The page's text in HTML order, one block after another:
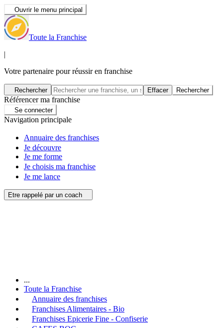
Ouvrir le menu principal
Toute la Franchise
|
Votre partenaire pour réussir en franchise
Rechercher Effacer Rechercher
Référencer ma franchise
Se connecter
Navigation principale
Annuaire des franchises
Je découvre
Je me forme
Je choisis ma franchise
Je me lance
Etre rappelé par un coach
...
Toute la Franchise
Annuaire des franchises
Franchises Alimentaires - Bio
Franchises Epicerie Fine - Confiserie